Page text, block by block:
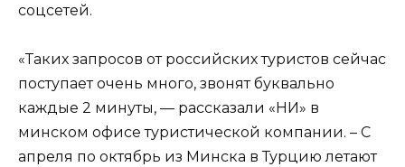
соцсетей.
«Таких запросов от российских туристов сейчас
поступает очень много, звонят буквально
каждые 2 минуты, — рассказали «НИ» в
минском офисе туристической компании. – С
апреля по октябрь из Минска в Турцию летают